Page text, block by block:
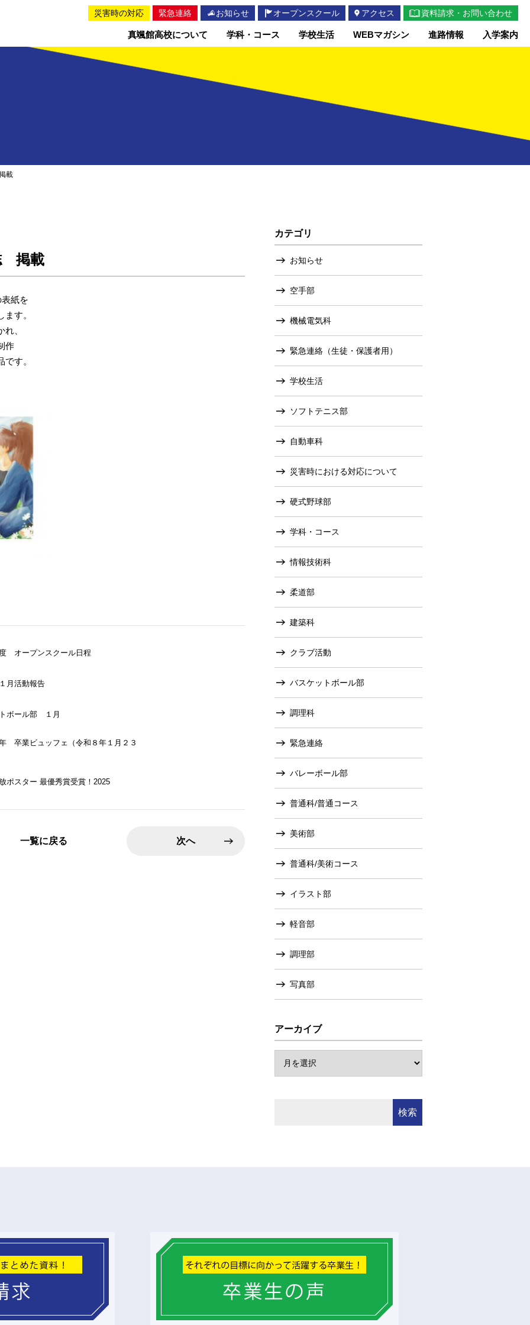
真颯館高校について 学科・コース 学校生活 WEBマガシン 進路情報 入学案内
災害時の対応 緊急連絡 お知らせ オープンスクール アクセス 資料請求・お問い合わせ
載
掲載
紙を
す。
、
作
す。
オープンスクール日程
月活動報告
ボール部 １月
卒業ビュッフェ（令和８年１月２３
ポスター 最優秀賞受賞！2025
一覧に戻る 次へ
カテゴリ
お知らせ
空手部
機械電気科
緊急連絡（生徒・保護者用）
学校生活
ソフトテニス部
自動車科
災害時における対応について
硬式野球部
学科・コース
情報技術科
柔道部
建築科
クラブ活動
バスケットボール部
調理科
緊急連絡
バレーボール部
普通科/普通コース
美術部
普通科/美術コース
イラスト部
軽音部
調理部
写真部
アーカイブ